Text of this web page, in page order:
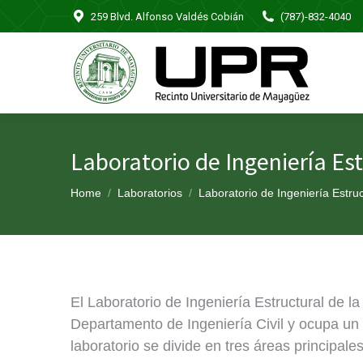
259 Blvd. Alfonso Valdés Cobián (787)-832-4040
Laboratorio de Ingeniería
You are here:
Home Laboratorios Laboratorio de Ingeniería
El Laboratorio de Ingeniería Estructural de
Departamento de Ingeniería Civil y ocupa
laboratorio se divide en tres áreas